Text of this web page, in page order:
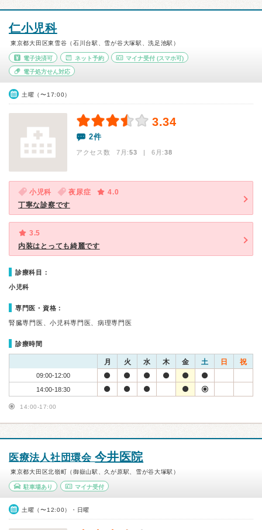
仁小児科
東京都大田区東雪谷（石川台駅、雪が谷大塚駅、洗足池駅）
電子決済可 ネット予約 マイナ受付 (スマホ可)
電子処方せん対応
土曜（〜17:00）
3.34
2件
アクセス数 7月:53 | 6月:38
小児科 夜尿症
4.0
丁寧な診察です
3.5
内装はとっても綺麗です
診療科目：
小児科
専門医・資格：
腎臓専門医、小児科専門医、病理専門医
診療時間
月 火 水 木 金 土 日 祝
09:00-12:00
14:00-18:30
14:00-17:00
医療法人社団環会今井医院
東京都大田区北嶺町（御嶽山駅、久が原駅、雪が谷大塚駅）
駐車場あり マイナ受付
土曜（〜12:00）・日曜